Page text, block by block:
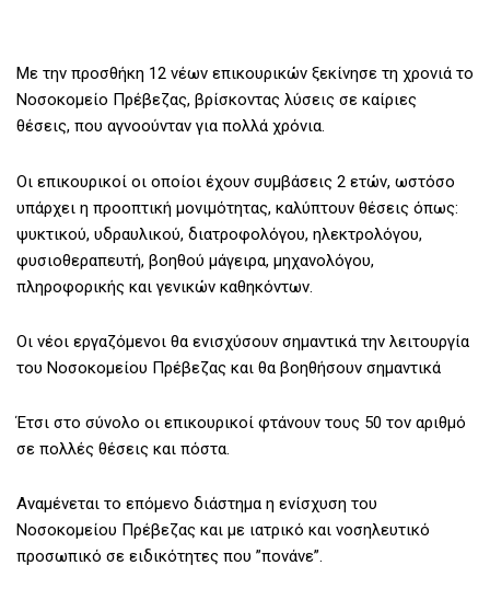
Με την προσθήκη 12 νέων επικουρικών ξεκίνησε τη χρονιά το
Νοσοκομείο Πρέβεζας, βρίσκοντας λύσεις σε καίριες
θέσεις, που αγνοούνταν για πολλά χρόνια.
Οι επικουρικοί οι οποίοι έχουν συμβάσεις 2 ετών, ωστόσο
υπάρχει η προοπτική μονιμότητας, καλύπτουν θέσεις όπως:
ψυκτικού, υδραυλικού, διατροφολόγου, ηλεκτρολόγου,
φυσιοθεραπευτή, βοηθού μάγειρα, μηχανολόγου,
πληροφορικής και γενικών καθηκόντων.
Οι νέοι εργαζόμενοι θα ενισχύσουν σημαντικά την λειτουργία
του Νοσοκομείου Πρέβεζας και θα βοηθήσουν σημαντικά
Έτσι στο σύνολο οι επικουρικοί φτάνουν τους 50 τον αριθμό
σε πολλές θέσεις και πόστα.
Αναμένεται το επόμενο διάστημα η ενίσχυση του
Νοσοκομείου Πρέβεζας και με ιατρικό και νοσηλευτικό
προσωπικό σε ειδικότητες που ”πονάνε”.